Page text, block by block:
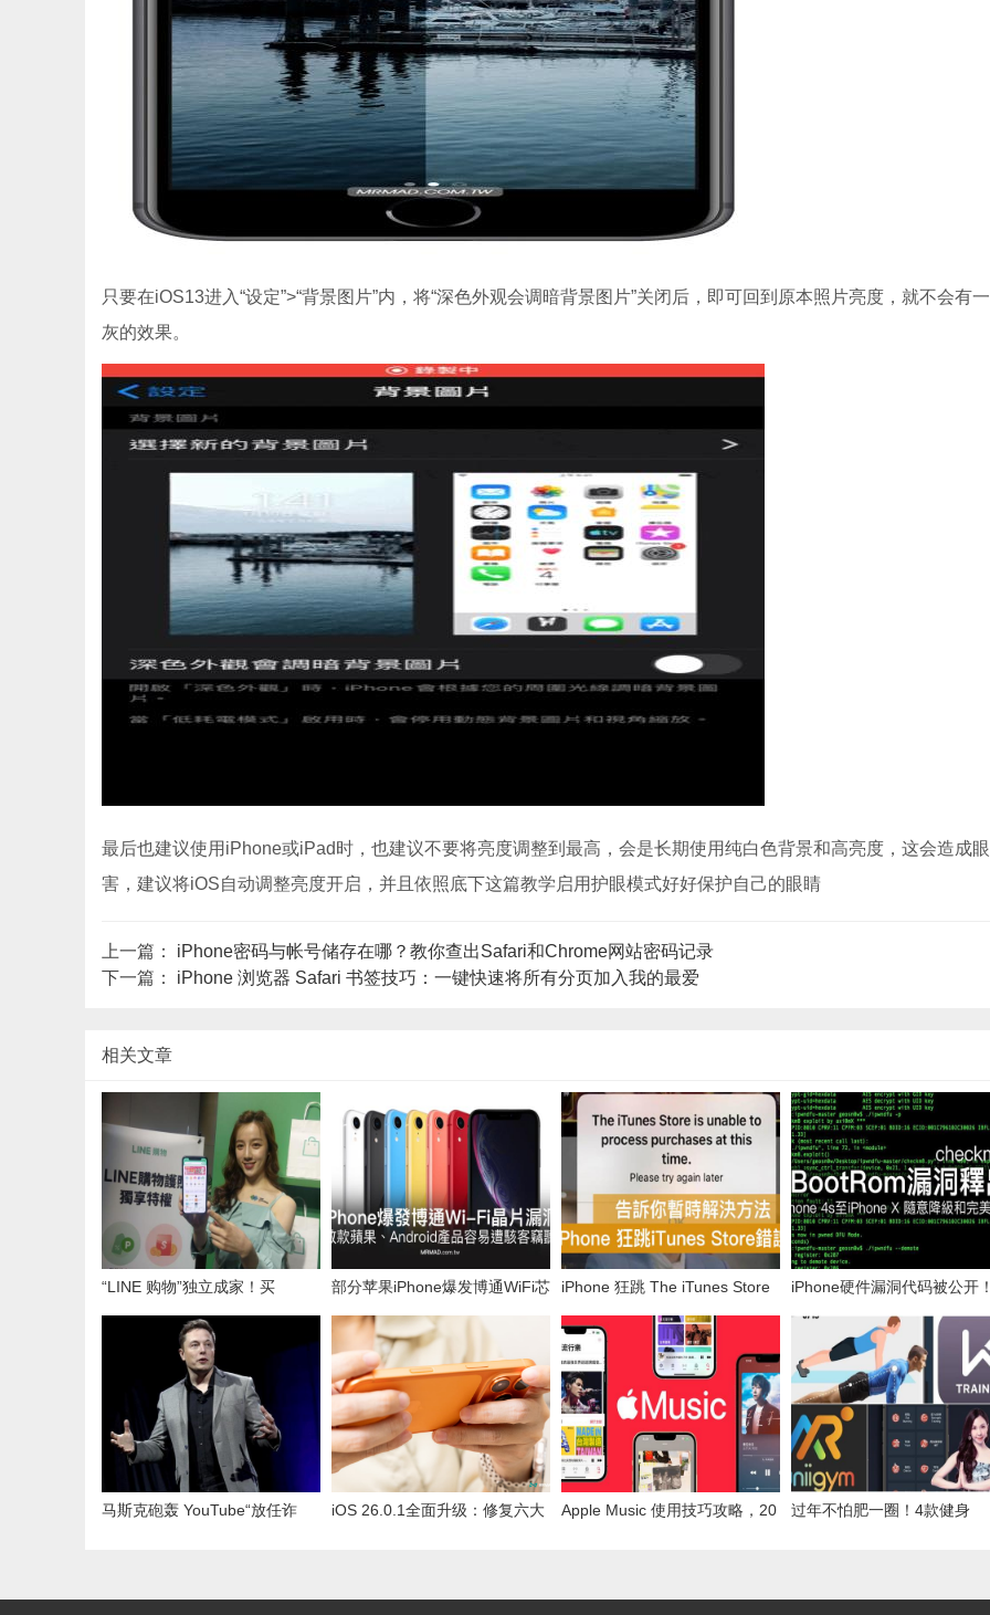
只要在iOS13进入“设定”>“背景图片”内，将“深色外观会调暗背景图片”关闭后，即可回到原本照片亮度，就不会有
灰的效果。
最后也建议使用iPhone或iPad时，也建议不要将亮度调整到最高，会是长期使用纯白色背景和高亮度，这会造成
害，建议将iOS自动调整亮度开启，并且依照底下这篇教学启用护眼模式好好保护自己的眼睛
上一篇： iPhone密码与帐号储存在哪？教你查出Safari和Chrome网站密码记录
下一篇： iPhone 浏览器 Safari 书签技巧：一键快速将所有分页加入我的最爱
相关文章
“LINE 购物”独立成家！买
iPhone 限时享 10% 无上限回馈
部分苹果iPhone爆发博通WiFi芯
片漏洞，容易遭黑客窃听
iPhone 狂跳 The iTunes Store
is unable to process 错误解决
方法
iPhone硬件漏洞代码被公开
让数亿台iOS设备降级和完
狱
马斯克砲轰 YouTube“放任诈
iOS 26.0.1全面升级：修复六大
Apple Music 使用技巧攻略，20
过年不怕肥一圈！4款健身